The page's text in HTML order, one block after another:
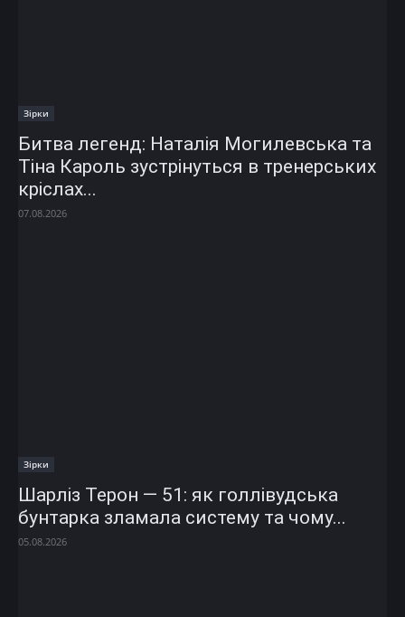
Зірки
Битва легенд: Наталія Могилевська та
Тіна Кароль зустрінуться в тренерських
кріслах...
07.08.2026
Зірки
Шарліз Терон — 51: як голлівудська
бунтарка зламала систему та чому...
05.08.2026